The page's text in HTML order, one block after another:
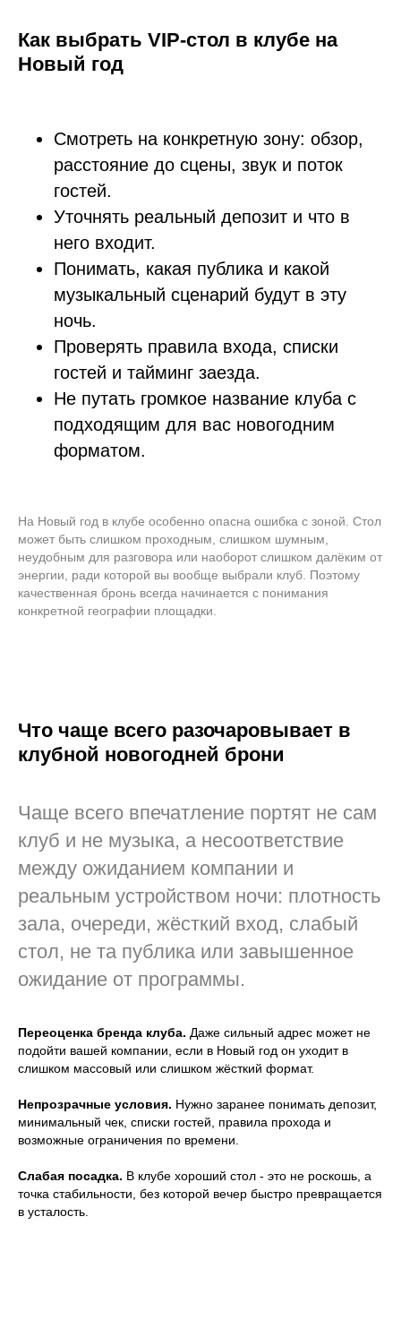
Как выбрать VIP-стол в клубе на
Новый год
Смотреть на конкретную зону: обзор,
расстояние до сцены, звук и поток
гостей.
Уточнять реальный депозит и что в
него входит.
Понимать, какая публика и какой
музыкальный сценарий будут в эту
ночь.
Проверять правила входа, списки
гостей и тайминг заезда.
Не путать громкое название клуба с
подходящим для вас новогодним
форматом.
На Новый год в клубе особенно опасна ошибка с зоной. Стол
может быть слишком проходным, слишком шумным,
неудобным для разговора или наоборот слишком далёким от
энергии, ради которой вы вообще выбрали клуб. Поэтому
качественная бронь всегда начинается с понимания
конкретной географии площадки.
Что чаще всего разочаровывает в
клубной новогодней брони
Чаще всего впечатление портят не сам
клуб и не музыка, а несоответствие
между ожиданием компании и
реальным устройством ночи: плотность
зала, очереди, жёсткий вход, слабый
стол, не та публика или завышенное
ожидание от программы.
Переоценка бренда клуба. Даже сильный адрес может не
подойти вашей компании, если в Новый год он уходит в
слишком массовый или слишком жёсткий формат.
Непрозрачные условия. Нужно заранее понимать депозит,
минимальный чек, списки гостей, правила прохода и
возможные ограничения по времени.
Слабая посадка. В клубе хороший стол - это не роскошь, а
точка стабильности, без которой вечер быстро превращается
в усталость.